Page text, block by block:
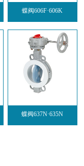
蝶阀606F·606K
蝶阀637N·635N